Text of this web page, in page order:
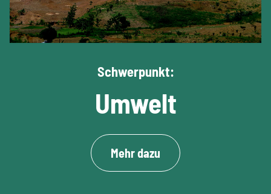
Schwerpunkt:
Umwelt
Mehr dazu